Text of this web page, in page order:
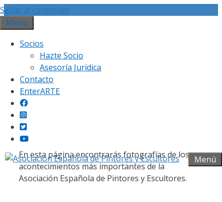
Saltar al contenido
Menu
Socios
Hazte Socio
Asesoría Jurídica
Contacto
EnterARTE
Menú
Galería fotográfica
En esta página encontrarás fotografías de los
acontecimientos más importantes de la
Asociación Española de Pintores y Escultores.